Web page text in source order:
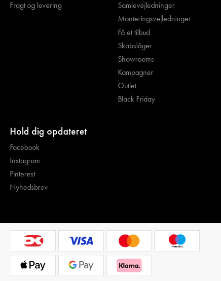
Fragt og levering
Samlevejledninger
Monteringsvejledninger
Få et tilbud
Skabslåger
Showrooms
Kampagner
Outlet
Black Friday
Hold dig opdateret
Facebook
Instagram
Pinterest
Nyhedsbrev